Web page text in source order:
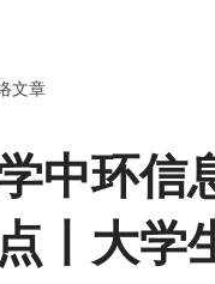
文章
中环信
丨大学